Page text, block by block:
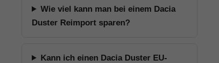
Wie viel kann man bei einem Dacia
Duster Reimport sparen?
Kann ich einen Dacia Duster EU-